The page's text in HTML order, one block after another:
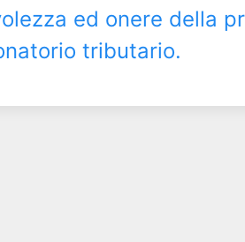
ed onere della
tributario.